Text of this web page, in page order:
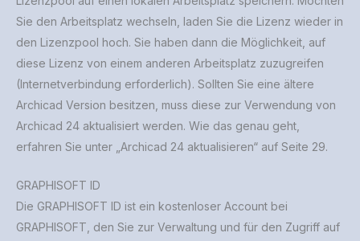
Sie den Arbeitsplatz wechseln, laden Sie die Lizenz wieder in
den Lizenzpool hoch. Sie haben dann die Möglichkeit, auf
diese Lizenz von einem anderen Arbeitsplatz zuzugreifen
(Internetverbindung erforderlich). Sollten Sie eine ältere
Archicad Version besitzen, muss diese zur Verwendung von
Archicad 24 aktualisiert werden. Wie das genau geht,
erfahren Sie unter „Archicad 24 aktualisieren“ auf Seite 29.
GRAPHISOFT ID
Die GRAPHISOFT ID ist ein kostenloser Account bei
GRAPHISOFT, den Sie zur Verwaltung und für den Zugriff auf